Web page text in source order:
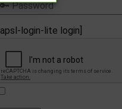
[apsl-login-lite login]